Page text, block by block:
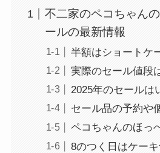
不二家のペコちゃん
ールの最新情報
半額はショートケ
実際のセール値段
2025年のセールは
セール品の予約や
ペコちゃんのほっ
8のつく日はケー